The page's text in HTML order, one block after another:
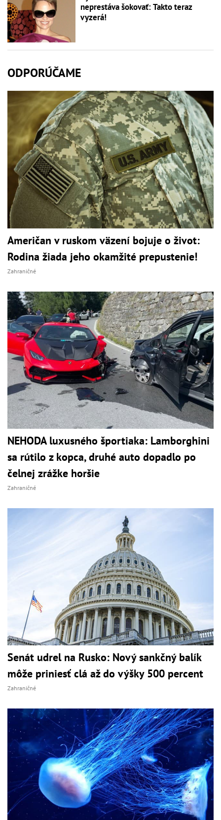
neprestáva šokovať: Takto teraz
vyzerá!
ODPORÚČAME
Američan v ruskom väzení bojuje o život:
Rodina žiada jeho okamžité prepustenie!
Zahraničné
NEHODA luxusného športiaka: Lamborghini
sa rútilo z kopca, druhé auto dopadlo po
čelnej zrážke horšie
Zahraničné
Senát udrel na Rusko: Nový sankčný balík
môže priniesť clá až do výšky 500 percent
Zahraničné